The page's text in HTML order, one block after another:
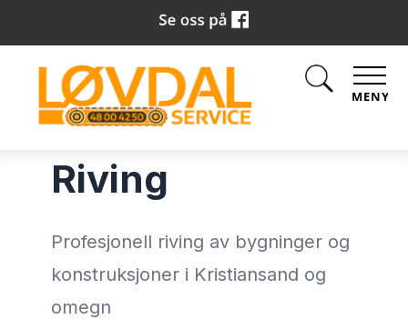
MENY
Riving
Profesjonell riving av bygninger og
konstruksjoner i Kristiansand og
omegn